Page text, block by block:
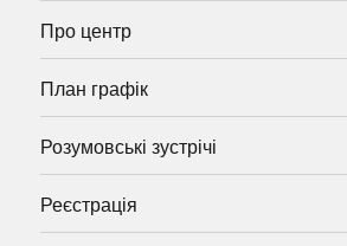
Про центр
План графік
Розумовські зустрічі
Реєстрація